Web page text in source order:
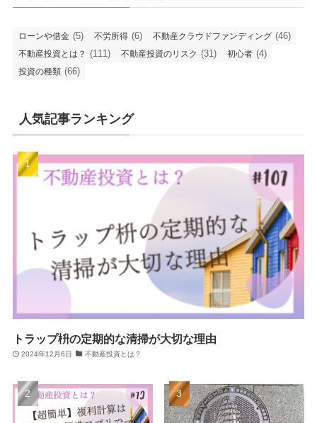
ローンや借金 (5) 不労所得 (6) 不動産クラウドファンディング (46)
不動産投資とは？ (111) 不動産投資のリスク (31) 初心者 (4)
投資の種類 (66)
人気記事ランキング
トラップ枡の定期的な清掃が大切な理由
2024年12月6日 不動産投資とは？